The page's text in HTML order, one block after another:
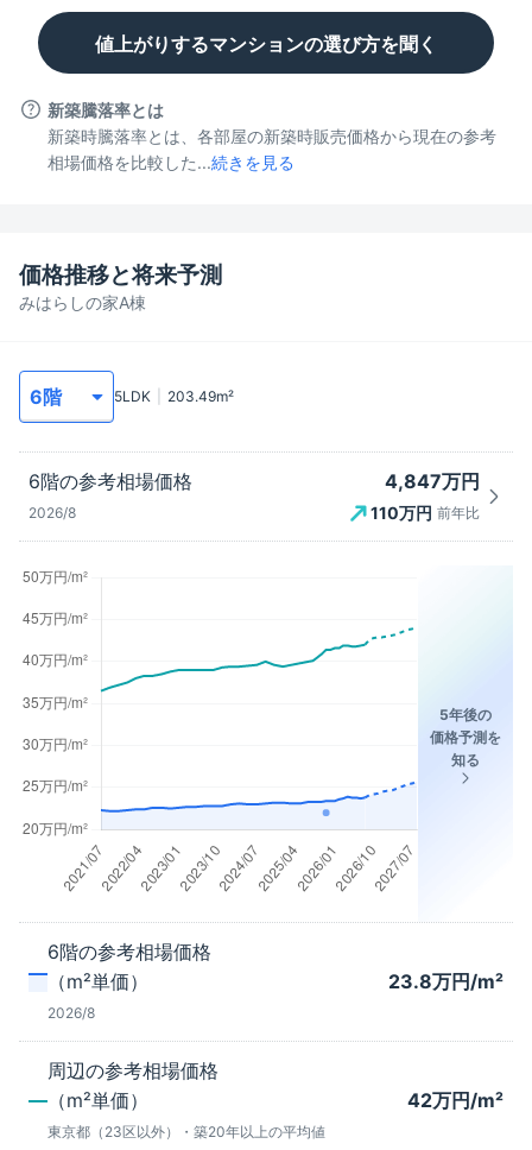
値上がりするマンションの選び方を聞く
新築騰落率とは
新築時騰落率とは、各部屋の新築時販売価格から現在の参考
相場価格を比較した...続きを見る
みはらしの家A棟
価格推移と将来予測
5LDK 203.49m²
6階の参考相場価格
2026/8
4,847万円
110万円 前年比
5年後の
価格予測を
知る
6階の参考相場価格
（m²単価）
2026/8
23.8万円/m²
周辺の参考相場価格
（m²単価）
東京都（23区以外） ・築20年以上の平均値
42万円/m²